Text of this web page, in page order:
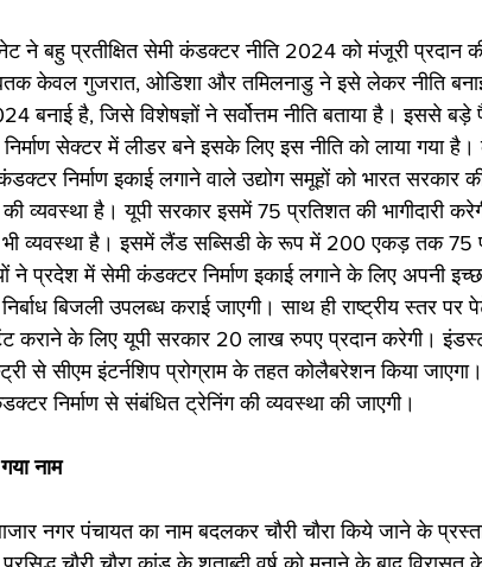
ने बहु प्रतीक्षित सेमी कंडक्टर नीति 2024 को मंजूरी प्रदान
केवल गुजरात, ओडिशा और तमिलनाडु ने इसे लेकर नीति
बनाई है, जिसे विशेषज्ञों ने सर्वोत्तम नीति बताया है। इससे बड़े
सेक्टर में लीडर बने इसके लिए इस नीति को लाया गया है।
निर्माण इकाई लगाने वाले उद्योग समूहों को भारत
व्यवस्था है। यूपी सरकार इसमें 75 प्रतिशत की भागीदारी
की भी व्यवस्था है। इसमें लैंड सब्सिडी के रूप में 200 एकड़ तक 75
ने प्रदेश में सेमी कंडक्टर निर्माण इकाई लगाने के लिए अपनी
निर्बाध बिजली उपलब्ध कराई जाएगी। साथ ही राष्ट्रीय स्तर
कराने के लिए यूपी सरकार 20 लाख रुपए प्रदान करेगी।
से सीएम इंटर्नशिप प्रोग्राम के तहत कोलैबरेशन किया
निर्माण से संबंधित ट्रेनिंग की व्यवस्था की जाएगी।
नाम
नगर पंचायत का नाम बदलकर चौरी चौरा किये जाने के